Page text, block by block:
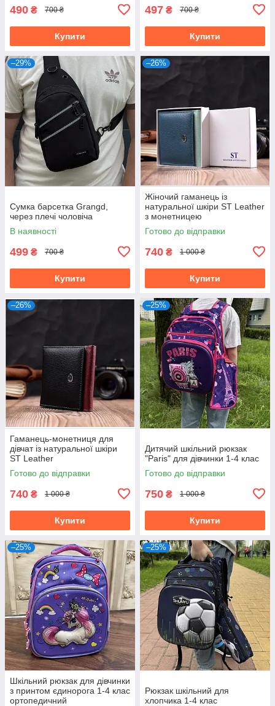
490 ₴ 700 ₴
Купити
497 ₴ 700 ₴
Купити
–29%
Сумка барсетка Grangd,
через плечі чоловіча
В наявності
499 ₴ 700 ₴
Купити
–26%
Жіночий гаманець із
натуральної шкіри ST Leather
з монетницею
Готово до відправки
740 ₴ 1 000 ₴
Купити
–26%
Гаманець-монетниця для
дівчат із натуральної шкіри
ST Leather
Готово до відправки
740 ₴ 1 000 ₴
Купити
–25%
Дитячий шкільний рюкзак
"Paris" для дівчинки 1-4 клас
Готово до відправки
750 ₴ 1 000 ₴
Купити
–25%
Шкільний рюкзак для дівчинки
з принтом єдинорога 1-4 клас
ортопедичний
–25%
Рюкзак шкільний для
хлопчика 1-4 клас